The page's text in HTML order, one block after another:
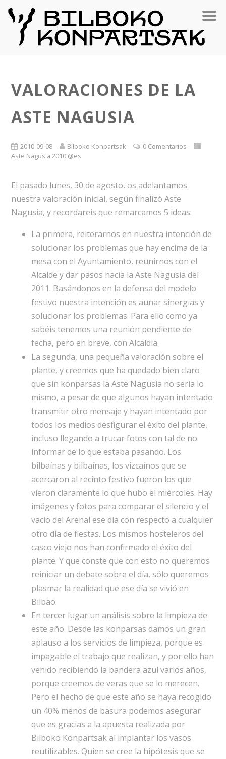
VALORACIONES DE LA
ASTE NAGUSIA
2010-09-08 Bilboko Konpartsak
0 Comentarios
Aste Nagusia 2010 @es
El pasado lunes, 30 de agosto, os adelantamos
nuestra valoración inicial, según finalizó Aste
Nagusia, y recordareis que remarcamos 5 ideas:
La primera, reiterarnos en nuestra intención de
solucionar los problemas que hay encima de la
mesa con el Ayuntamiento, reunirnos con el
Alcalde y dar pasos hacia la Aste Nagusia del
2011. Basándonos en la defensa del modelo
festivo nuestra intención es aunar sinergias y
solucionar los problemas. Para ello como ya
sabéis tenemos una reunión pendiente de
fecha, pero en breve, con Alcaldia.
La segunda, una pequeña valoración sobre el
plante, y creemos que ha quedado bien claro
que sin konparsas la Aste Nagusia no sería lo
mismo, a pesar de que algunos hayan intentado
transmitir otro mensaje y hayan intentado por
todos los medios desfigurar el éxito del plante,
incluso llegando a trucar fotos con tal de no
informar de lo que estaba pasando. Los
bilbaínas y bilbaínas, los vizcaínos que se
acercaron al recinto festivo fueron los que
vieron claramente lo que hubo el miércoles. Hay
imágenes y fotos para comparar el silencio y el
vacío del Arenal ese día con respecto a cualquier
otro día de fiestas. Los mismos hosteleros del
casco viejo nos han confirmado el éxito del
plante. Y que conste que con esto no queremos
reiniciar un debate sobre el día, sólo queremos
plasmar la realidad que ese día se vivió en
Bilbao.
En tercer lugar un análisis sobre la limpieza de
este año. Desde las konparsas damos un gran
aplauso a los servicios de limpieza, porque es
impagable el trabajo que realizan, y por ello han
venido recibiendo la bandera azul varios años,
porque creemos de veras que se lo merecen.
Pero el hecho de que este año se haya recogido
un 40% menos de basura podemos asegurar
que es gracias a la apuesta realizada por
Bilboko Konpartsak al implantar los vasos
reutilizables. Quien se cree la hipótesis que se